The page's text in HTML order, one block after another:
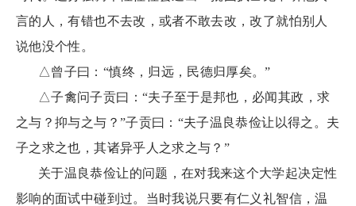
言的人，有错也不去改，或者不敢去改，改了就怕别人
说他没个性。
△曾子曰：“慎终，归远，民德归厚矣。”
△子禽问子贡曰：“夫子至于是邦也，必闻其政，求
之与？抑与之与？”子贡曰：“夫子温良恭俭让以得之。夫
子之求之也，其诸异乎人之求之与？”
关于温良恭俭让的问题，在对我来这个大学起决定性
影响的面试中碰到过。当时我说只要有仁义礼智信，温